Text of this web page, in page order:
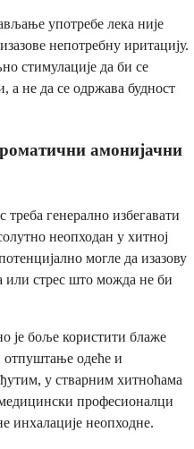
употребе лека није
непотребну иритацију.
стимулације да би се
а не да се одржава будност
амонијачни
генерално избегавати
неопходан у хитној
могле да изазову
или стрес што можда не би
је боље користити блаже
отпуштање одеће и
у стварним хитноћама
професионалци
инхалације неопходне.